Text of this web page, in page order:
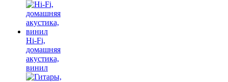
Hi-Fi,
домашняя
акустика,
винил